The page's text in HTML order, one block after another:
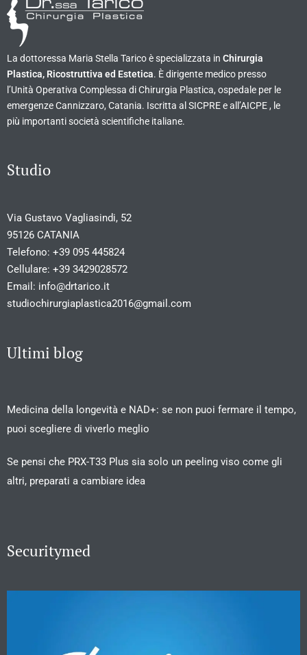
La dottoressa Maria Stella Tarico è specializzata in Chirurgia
Plastica, Ricostruttiva ed Estetica. È dirigente medico presso
l’Unità Operativa Complessa di Chirurgia Plastica, ospedale per le
emergenze Cannizzaro, Catania. Iscritta al SICPRE e all’AICPE , le
più importanti società scientifiche italiane.
Studio
Via Gustavo Vagliasindi, 52
95126 CATANIA
Telefono: +39 095 445824
Cellulare: +39 3429028572
Email: info@drtarico.it
studiochirurgiaplastica2016@gmail.com
Ultimi blog
Medicina della longevità e NAD+: se non puoi fermare il tempo,
puoi scegliere di viverlo meglio
Se pensi che PRX-T33 Plus sia solo un peeling viso come gli
altri, preparati a cambiare idea
Securitymed